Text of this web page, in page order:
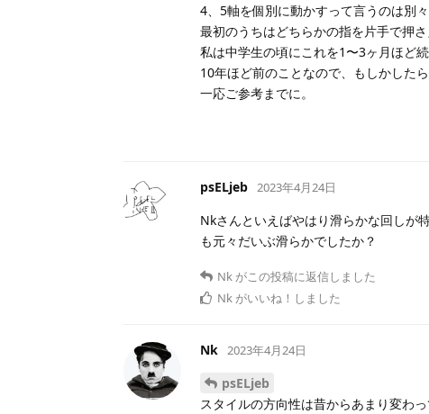
4、5軸を個別に動かすって言うのは別
最初のうちはどちらかの指を片手で押
私は中学生の頃にこれを1〜3ヶ月ほど続
10年ほど前のことなので、もしかした
一応ご参考までに。
psELjeb 2023年4月24日
Nkさんといえばやはり滑らかな回しが
も元々だいぶ滑らかでしたか？
Nk がこの投稿に返信しました
Nk がいいね！しました
Nk 2023年4月24日
psELjeb
スタイルの方向性は昔からあまり変わ